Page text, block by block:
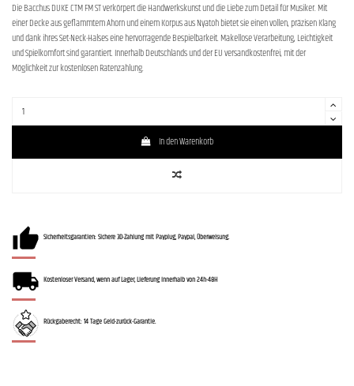
Die Bacchus DUKE CTM FM ST verkörpert die Handwerkskunst und die Liebe zum Detail für Musiker. Mit
einer Decke aus geflammtem Ahorn und einem Korpus aus Nyatoh bietet sie einen vollen, präzisen Klang
und dank ihres Set-Neck-Halses eine hervorragende Bespielbarkeit. Makellose Verarbeitung, Leichtigkeit
und Spielkomfort sind garantiert. Innerhalb Deutschlands und der EU versandkostenfrei, mit der
Möglichkeit zur kostenlosen Ratenzahlung.
In den Warenkorb
Sicherheitsgarantien: Sichere 3D-Zahlung mit Payplug, Paypal, Überweisung.
Kostenloser Versand, wenn auf Lager, Lieferung innerhalb von 24h-48H
Rückgaberecht: 14 Tage Geld-zurück-Garantie.